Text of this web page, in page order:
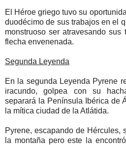
El Héroe griego tuvo su
duodécimo de sus trabajos en el
monstruoso ser atravesando
flecha envenenada.
Segunda Leyenda
En la segunda Leyenda Pyrene
iracundo, golpea con su
separará la Península Ibérica de
la mítica ciudad de la Atlátida.
Pyrene, escapando de Hércules,
la montaña pero este la